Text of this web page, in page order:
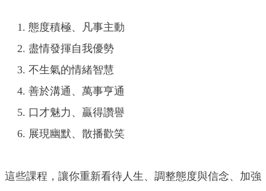
態度積極、凡事主動
盡情發揮自我優勢
不生氣的情緒智慧
善於溝通、萬事亨通
口才魅力、贏得讚譽
展現幽默、散播歡笑
這些課程，讓你重新看待人生、調整態度與信念、加強